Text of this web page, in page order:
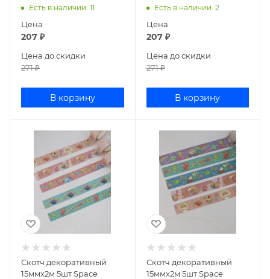
Есть в наличии: 11
Цена
207 ₽
Цена до скидки
271₽
В корзину
Есть в наличии: 2
Цена
207₽
Цена до скидки
271₽
В корзину
Скотч декоративный
15ммх2м 5шт Space
Скотч декоративный
15ммх2м 5шт Space